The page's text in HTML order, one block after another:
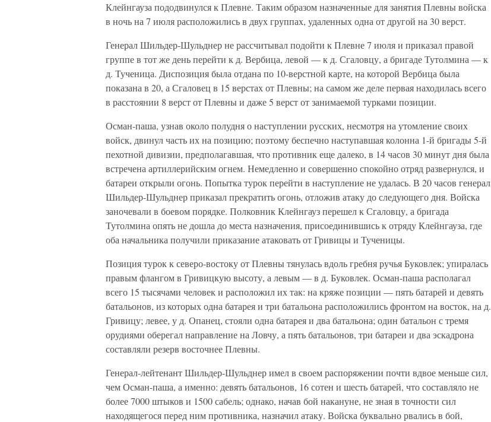
Клейнгауза пододвинулся к Плевне. Таким образом назначенные для занятия Плевны войска
в ночь на 7 июля расположились в двух группах, удаленных одна от другой на 30 верст.
Генерал Шильдер-Шульднер не рассчитывал подойти к Плевне 7 июля и приказал правой
группе в тот же день перейти к д. Вербица, левой — к д. Сгаловцу, а бригаде Тутолмина — к
д. Тученица. Диспозиция была отдана по 10-верстной карте, на которой Вербица была
показана в 20, а Сгаловец в 15 верстах от Плевны; на самом же деле первая находилась всего
в расстоянии 8 верст от Плевны и даже 5 верст от занимаемой турками позиции.
Осман-паша, узнав около полудня о наступлении русских, несмотря на утомление своих
войск, двинул часть их на позицию; поэтому беспечно наступавшая колонна 1-й бригады 5-й
пехотной дивизии, предполагавшая, что противник еще далеко, в 14 часов 30 минут дня была
встречена артиллерийским огнем. Немедленно и совершенно спокойно отряд развернулся, и
батареи открыли огонь. Попытка турок перейти в наступление не удалась. В 20 часов генерал
Шильдер-Шульднер приказал прекратить огонь, отложив атаку до следующего дня. Войска
заночевали в боевом порядке. Полковник Клейнгауз перешел к Сгаловцу, а бригада
Тутолмина опять не дошла до места назначения, присоединившись к отряду Клейнгауза, где
оба начальника получили приказание атаковать от Гривицы и Тученицы.
Позиция турок к северо-востоку от Плевны тянулась вдоль гребня ручья Буковлек; упиралась
правым флангом в Гривицкую высоту, а левым — в д. Буковлек. Осман-паша располагал
всего 15 тысячами человек и расположил их так: на кряже позиции — пять батарей и девять
батальонов, из которых одна батарея и три батальона расположились фронтом на восток, на д.
Гривицу; левее, у д. Опанец, стояли одна батарея и два батальона; один батальон с тремя
орудиями оберегал направление на Ловчу, а пять батальонов, три батареи и два эскадрона
составляли резерв восточнее Плевны.
Генерал-лейтенант Шильдер-Шульднер имел в своем распоряжении почти вдвое меньше сил,
чем Осман-паша, а именно: девять батальонов, 16 сотен и шесть батарей, что составляло не
более 7000 штыков и 1500 сабель; однако, начав бой накануне, не зная в точности сил
находящегося перед ним противника, назначил атаку. Войска буквально рвались в бой,